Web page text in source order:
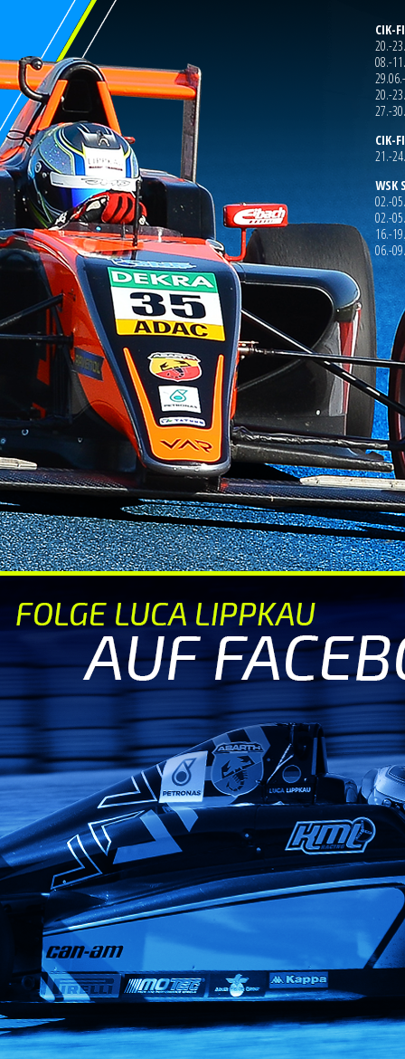
CIK-
20.-
08.-
20.-
27.-
CIK-
21.-
WSK
02.-
02.-
16.-
06.-